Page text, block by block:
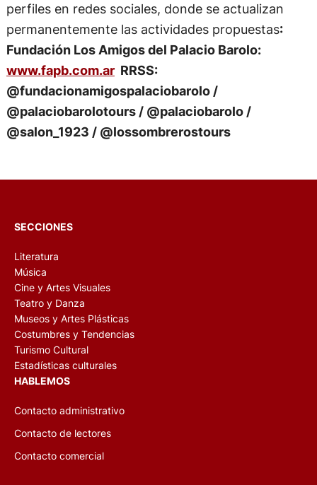
perfiles en redes sociales, donde se actualizan
permanentemente las actividades propuestas:
Fundación Los Amigos del Palacio Barolo:
www.fapb.com.ar RRSS:
@fundacionamigospalaciobarolo /
@palaciobarolotours / @palaciobarolo /
@salon_1923 / @lossombrerostours
SECCIONES
Literatura
Música
Cine y Artes Visuales
Teatro y Danza
Museos y Artes Plásticas
Costumbres y Tendencias
Turismo Cultural
Estadísticas culturales
HABLEMOS
Contacto administrativo
Contacto de lectores
Contacto comercial